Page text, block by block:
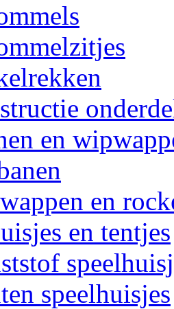
en
en
en tentjes
speelhuisjes